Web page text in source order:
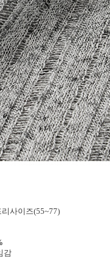
사이즈(55~77)
감